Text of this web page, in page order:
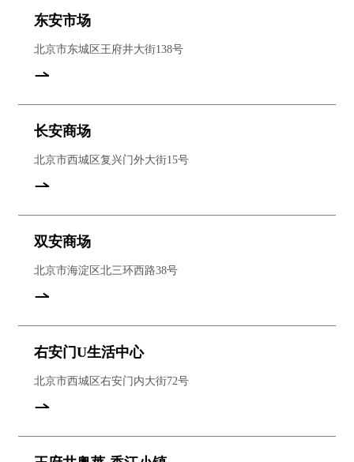
东安市场
北京市东城区王府井大街138号
长安商场
北京市西城区复兴门外大街15号
双安商场
北京市海淀区北三环西路38号
右安门U生活中心
北京市西城区右安门内大街72号